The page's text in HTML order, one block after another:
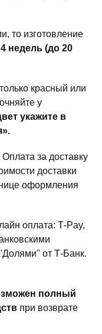
то изготовление
недель (до 20
красный или
у
укажите в
за доставку
доставки
оформления
оплата: T‑Pay,
от Т-Банк.
полный
при возврате